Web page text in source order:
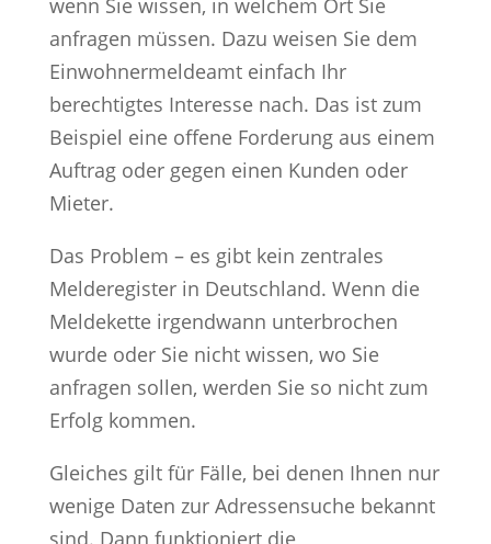
anfragen müssen. Dazu weisen Sie dem
Einwohnermeldeamt einfach Ihr
berechtigtes Interesse nach. Das ist zum
Beispiel eine offene Forderung aus einem
Auftrag oder gegen einen Kunden oder
Mieter.
Das Problem – es gibt kein zentrales
Melderegister in Deutschland. Wenn die
Meldekette irgendwann unterbrochen
wurde oder Sie nicht wissen, wo Sie
anfragen sollen, werden Sie so nicht zum
Erfolg kommen.
Gleiches gilt für Fälle, bei denen Ihnen nur
wenige Daten zur Adressensuche bekannt
sind. Dann funktioniert die